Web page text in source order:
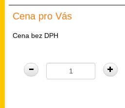
Cena pro Vás
Cena bez DPH